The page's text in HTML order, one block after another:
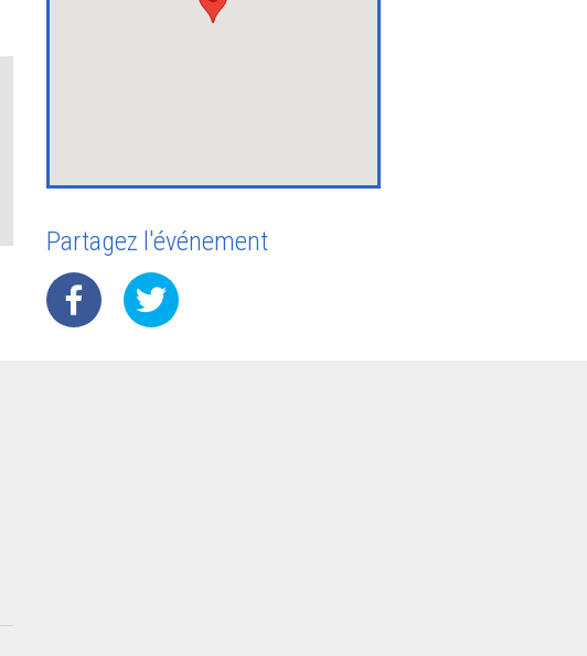
Partagez l'événement